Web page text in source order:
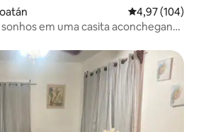
4,97 de uma
4,97 (104)
em uma casita aconchegante